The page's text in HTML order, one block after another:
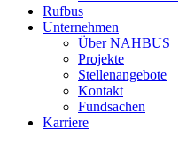
Rufbus
Unternehmen
Über NAHBUS
Projekte
Stellenangebote
Kontakt
Fundsachen
Karriere